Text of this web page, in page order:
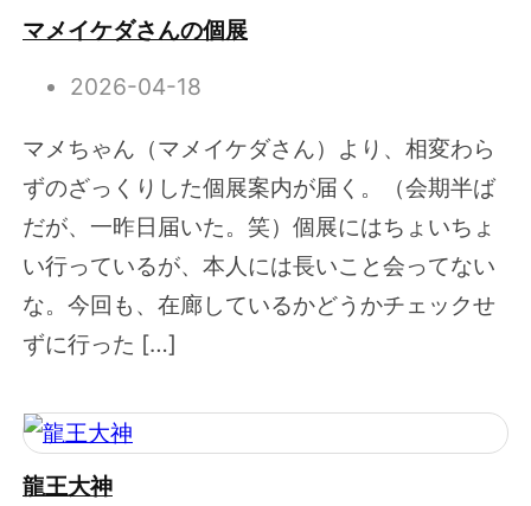
マメイケダさんの個展
2026-04-18
マメちゃん（マメイケダさん）より、相変わら
ずのざっくりした個展案内が届く。（会期半ば
だが、一昨日届いた。笑）個展にはちょいちょ
い行っているが、本人には長いこと会ってない
な。今回も、在廊しているかどうかチェックせ
ずに行った […]
龍王大神